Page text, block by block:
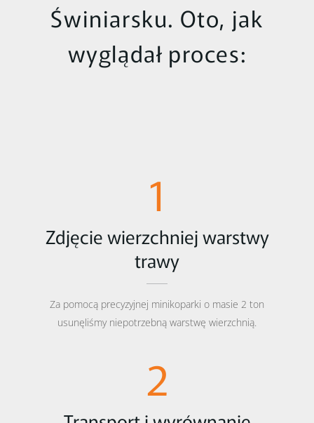
Świniarsku. Oto, jak
wyglądał proces:
1
Zdjęcie wierzchniej warstwy
trawy
Za pomocą precyzyjnej minikoparki o masie 2 ton
usunęliśmy niepotrzebną warstwę wierzchnią.
2